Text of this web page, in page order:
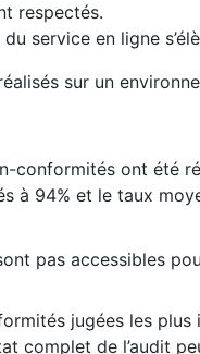
respectés.
service en ligne
sur un
conformités ont été
à 94% et le taux
pas accessibles
jugées les
complet de l’audit